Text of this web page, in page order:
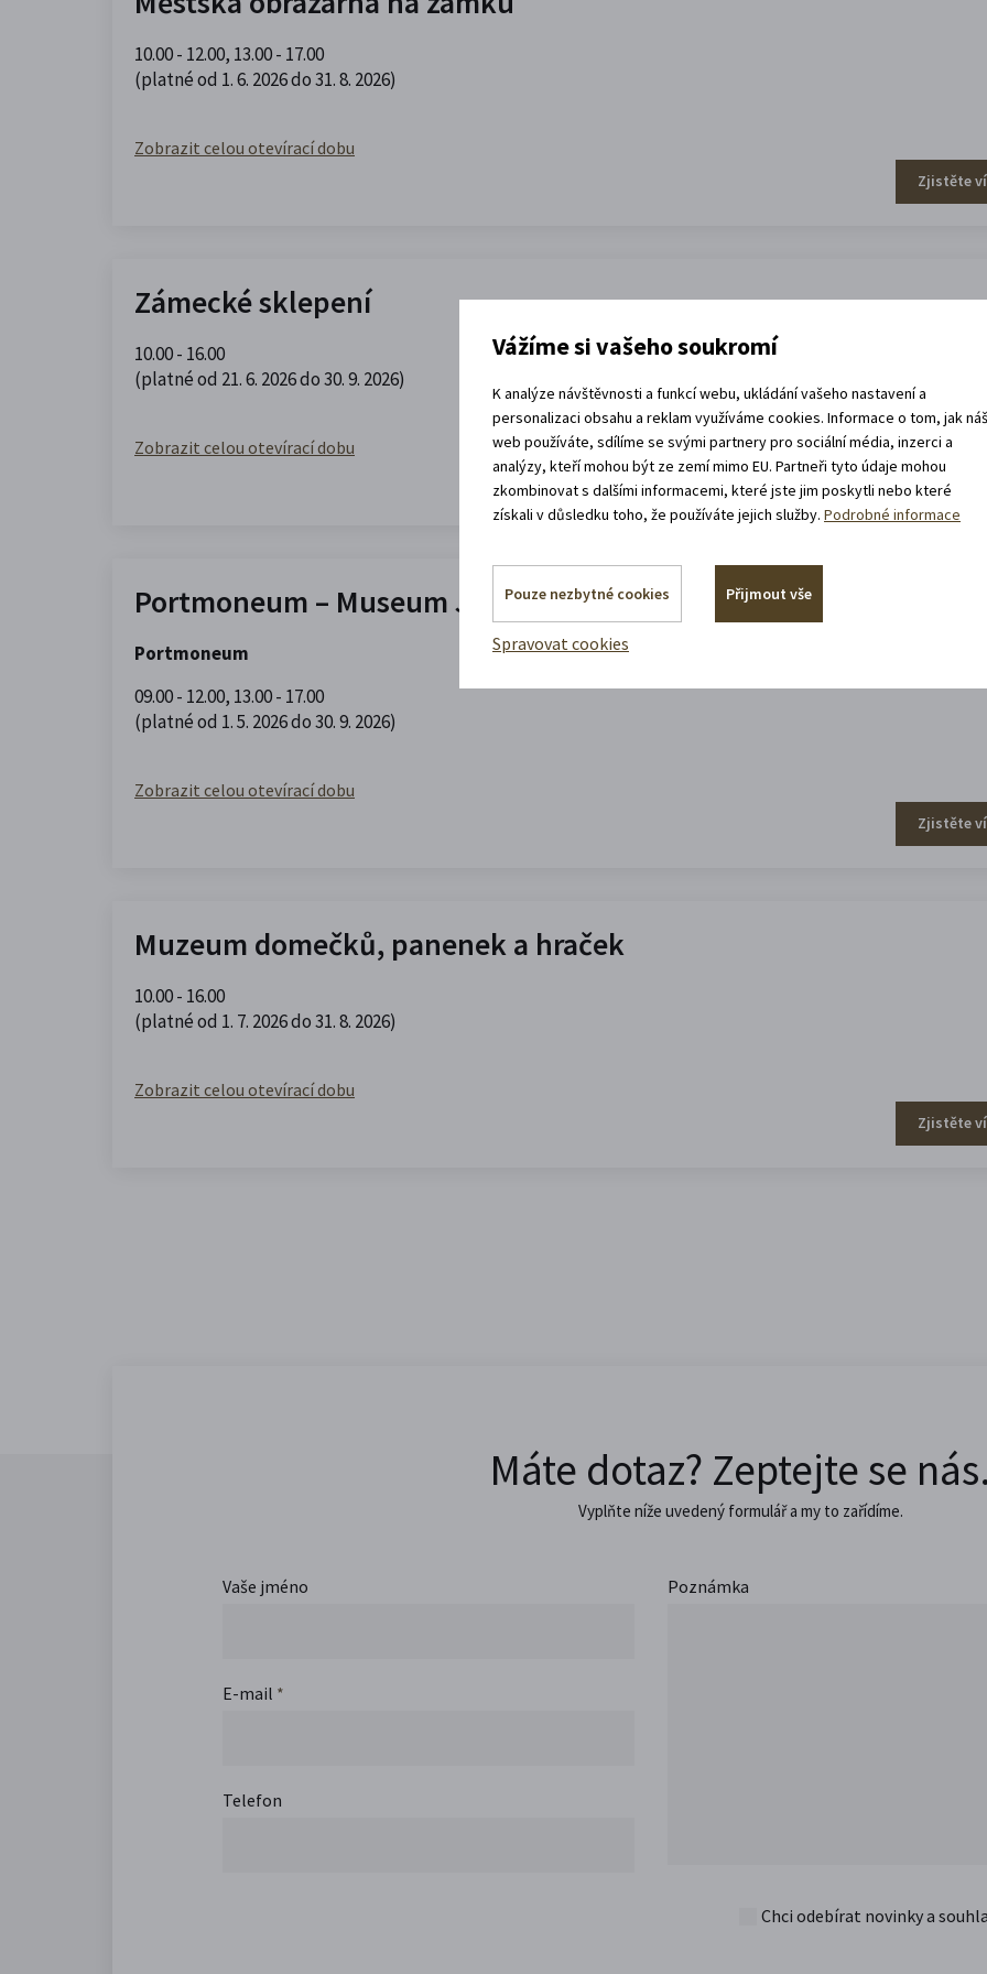
10.00 - 12.00, 13.00 - 17.00
(platné od 1. 6. 2026 do 31. 8. 2026)
Zobrazit celou otevírací dobu
Zjistěte
Zámecké sklepení
10.00 - 16.00
(platné od 21. 6. 2026 do 30. 9. 2026)
Zobrazit celou otevírací dobu
Zjistěte
Portmoneum – Museum Josefa Váchala
Portmoneum
09.00 - 12.00, 13.00 - 17.00
(platné od 1. 5. 2026 do 30. 9. 2026)
Zobrazit celou otevírací dobu
Zjistěte
Muzeum domečků, panenek a hraček
10.00 - 16.00
(platné od 1. 7. 2026 do 31. 8. 2026)
Zobrazit celou otevírací dobu
Zjistěte
Máte dotaz? Zeptejte se
Vyplňte níže uvedený formulář a my to zařídíme.
Vaše jméno
E-mail *
Telefon
Poznámka
Chci odebírat novinky a
Vážíme si vašeho soukromí
K analýze návštěvnosti a funkcí webu, ukládání vašeho nastavení a
personalizaci obsahu a reklam využíváme cookies. Informace o tom, jak
web používáte, sdílíme se svými partnery pro sociální média, inzerci a
analýzy, kteří mohou být ze zemí mimo EU. Partneři tyto údaje mohou
zkombinovat s dalšími informacemi, které jste jim poskytli nebo které
získali v důsledku toho, že používáte jejich služby.Podrobné informace
Pouze nezbytné cookies Přijmout vše
Spravovat cookies